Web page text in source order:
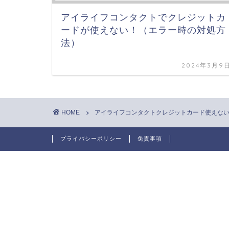
アイライフコンタクトでクレジットカ
ードが使えない！（エラー時の対処方
法）
2024年3月9
HOME アイライフコンタクトクレジットカード使えない
プライバシーポリシー 免責事項